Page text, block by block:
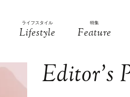
ライフスタイル
Lifestyle
特集
Feature
Editor’s